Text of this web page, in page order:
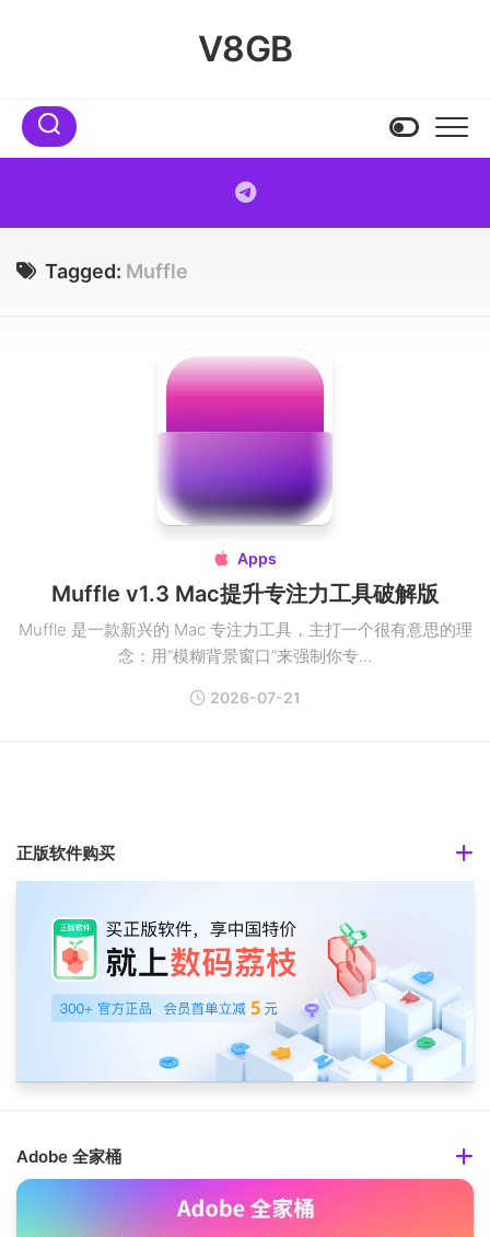
V8GB
Tagged: Muffle
 Apps
Muffle v1.3 Mac提升专注力工具破解版
Muffle 是一款新兴的 Mac 专注力工具，主打一个很有意思的理
念：用“模糊背景窗口”来强制你专...
2026-07-21
正版软件购买
Adobe 全家桶